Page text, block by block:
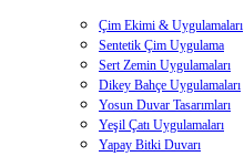
Çim Ekimi & Uygulamaları
Sentetik Çim Uygulama
Sert Zemin Uygulamaları
Dikey Bahçe Uygulamaları
Yosun Duvar Tasarımları
Yeşil Çatı Uygulamaları
Yapay Bitki Duvarı